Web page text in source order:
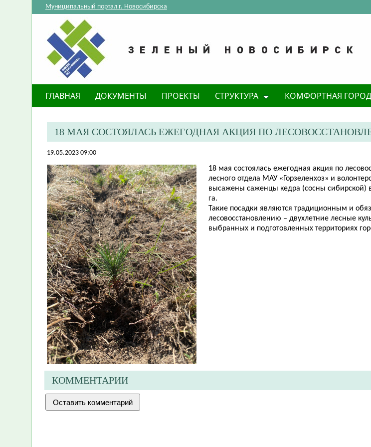
Муниципальный портал г. Новосибирска
ГЛАВНАЯ ДОКУМЕНТЫ ПРОЕКТЫ СТРУКТУРА КОМФОРТНАЯ
​18 МАЯ СОСТОЯЛАСЬ ЕЖЕГОДНАЯ АКЦИЯ ПО
19.05.2023 09:00
​18 мая состоялась ежегодная акция по
лесного отдела МАУ «Горзеленхоз» и
высажены саженцы кедра (сосны сибирской)
га.
Такие посадки являются традиционным и
лесовосстановлению – двухлетние лесные
выбранных и подготовленных территориях
КОММЕНТАРИИ